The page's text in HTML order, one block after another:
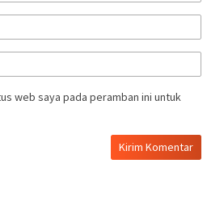
web saya pada peramban ini untuk